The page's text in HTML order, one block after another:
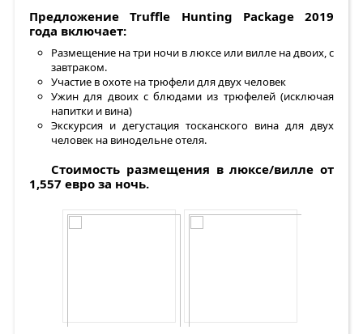
Предложение Truffle Hunting Package 2019
года включает:
Размещение на три ночи в люксе или вилле на двоих, с
завтраком.
Участие в охоте на трюфели для двух человек
Ужин для двоих с блюдами из трюфелей (исключая
напитки и вина)
Экскурсия и дегустация тосканского вина для двух
человек на винодельне отеля.
Стоимость размещения в люксе/вилле от
1,557 евро за ночь.